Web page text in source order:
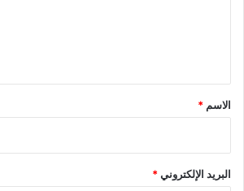
*
الاسم *
البريد الإلكتروني*